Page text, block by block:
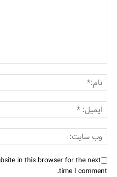
in this browser for the next
time I comment.